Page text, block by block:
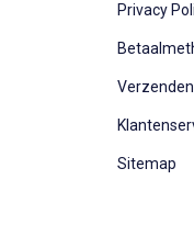
Privacy
Sitemap